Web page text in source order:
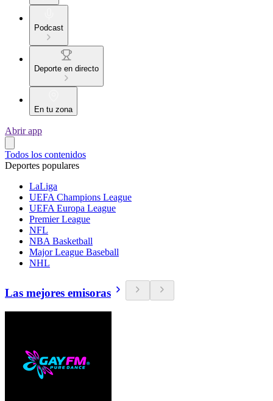
Podcast
Deporte en directo
En tu zona
Abrir app
Todos los contenidos
Deportes populares
LaLiga
UEFA Champions League
UEFA Europa League
Premier League
NFL
NBA Basketball
Major League Baseball
NHL
Las mejores emisoras